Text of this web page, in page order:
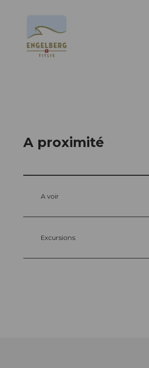
A proximité
A voir
Excursions